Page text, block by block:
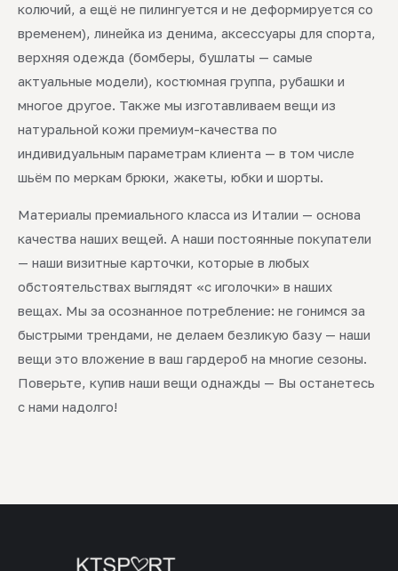
колючий, а ещё не пилингуется и не деформируется со
временем), линейка из денима, аксессуары для спорта,
верхняя одежда (бомберы, бушлаты — самые
актуальные модели), костюмная группа, рубашки и
многое другое. Также мы изготавливаем вещи из
натуральной кожи премиум-качества по
индивидуальным параметрам клиента — в том числе
шьём по меркам брюки, жакеты, юбки и шорты.
Материалы премиального класса из Италии — основа
качества наших вещей. А наши постоянные покупатели
— наши визитные карточки, которые в любых
обстоятельствах выглядят «с иголочки» в наших
вещах. Мы за осознанное потребление: не гонимся за
быстрыми трендами, не делаем безликую базу — наши
вещи это вложение в ваш гардероб на многие сезоны.
Поверьте, купив наши вещи однажды — Вы останетесь
с нами надолго!